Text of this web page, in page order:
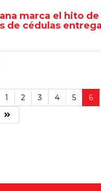
marca el hito de
de cédulas
1 2 3 4 5 6